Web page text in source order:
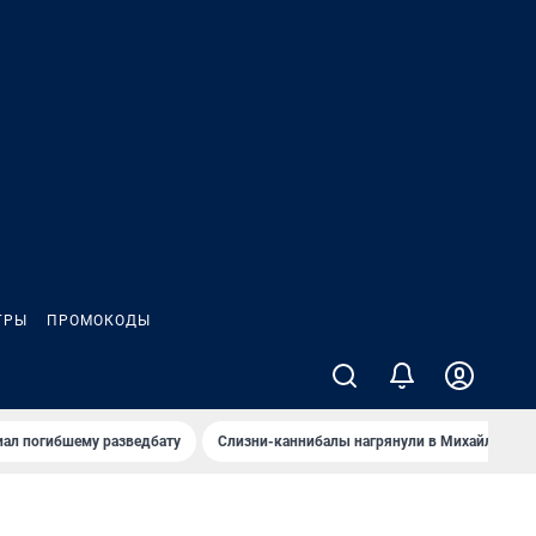
ПРОМОКОДЫ
погибшему разведбату Слизни-каннибалы нагрянули в Михайлов